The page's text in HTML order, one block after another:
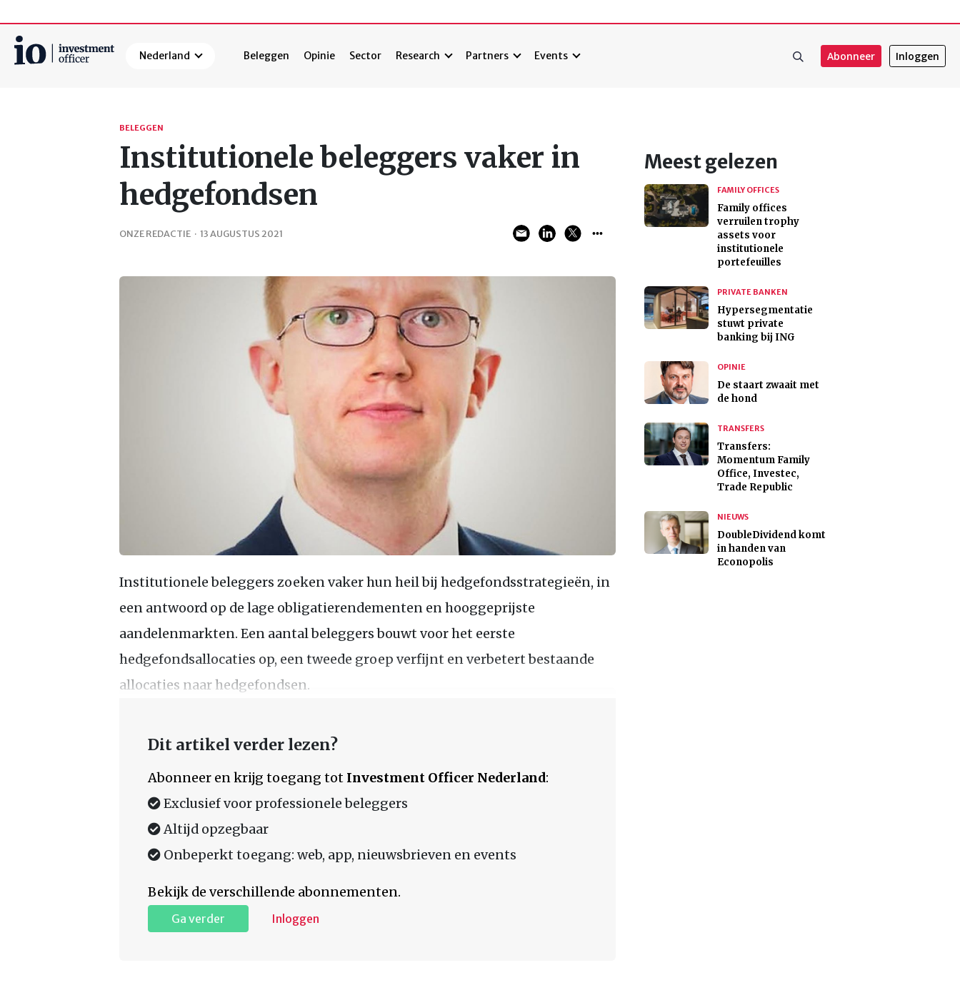
Nederland Beleggen Opinie Sector Research Partners Events Abonneer Inloggen
BELEGGEN
Institutionele beleggers vaker in
hedgefondsen
ONZE REDACTIE · 13 AUGUSTUS 2021
Institutionele beleggers zoeken vaker hun heil bij hedgefondsstrategieën, in
een antwoord op de lage obligatierendementen en hooggeprijste
aandelenmarkten. Een aantal beleggers bouwt voor het eerste
hedgefondsallocaties op, een tweede groep verfijnt en verbetert bestaande
allocaties naar hedgefondsen.
Dit artikel verder lezen?
Abonneer en krijg toegang tot Investment Officer Nederland:
Exclusief voor professionele beleggers
Altijd opzegbaar
Onbeperkt toegang: web, app, nieuwsbrieven en events
Bekijk de verschillende abonnementen.
Ga verder Inloggen
Meest gelezen
FAMILY OFFICES
Family offices
verruilen trophy
assets voor
institutionele
portefeuilles
PRIVATE BANKEN
Hypersegmentatie
stuwt private
banking bij ING
OPINIE
De staart zwaait met
de hond
TRANSFERS
Transfers:
Momentum Family
Office, Investec,
Trade Republic
NIEUWS
DoubleDividend komt
in handen van
Econopolis